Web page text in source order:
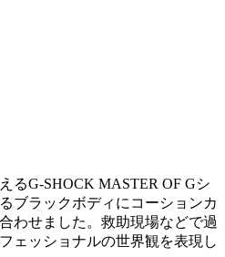
るG-SHOCK MASTER OF Gシ
ブラックボディにコーションカ
わせました。救助現場などで過
ェッショナルの世界観を表現し